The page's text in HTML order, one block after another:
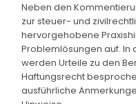
Neben den
zur steuer- und
hervorgehobene
Problemlösungen auf. In
werden Urteile zu den
Haftungsrecht
ausführliche